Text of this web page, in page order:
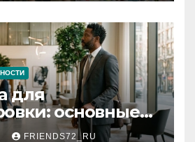
для
основные
выбора
FRIENDS72_RU